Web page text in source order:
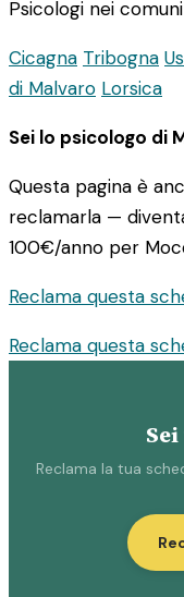
Psicologi nei
Cicagna Tribogna
di Malvaro Lorsica
Sei lo psicologo di
Questa pagina è
reclamarla —
100€/anno per
Reclama questa
Reclama questa
Reclama la tua